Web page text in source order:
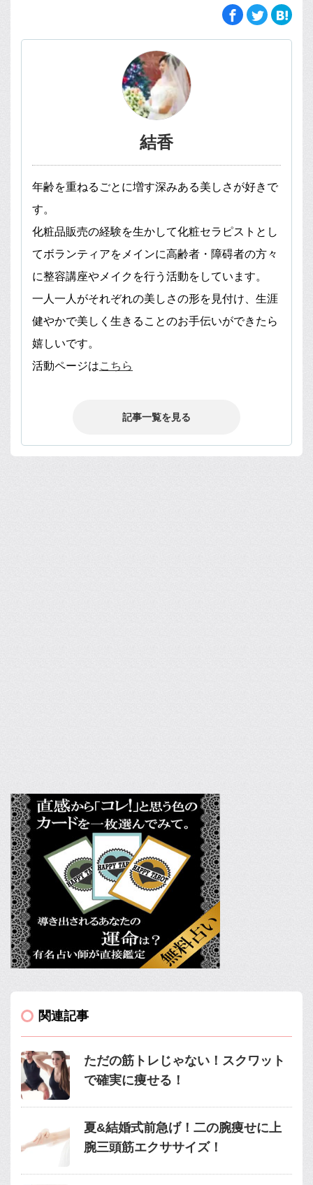
結香
年齢を重ねるごとに増す深みある美しさが好きで
す。
化粧品販売の経験を生かして化粧セラピストとし
てボランティアをメインに高齢者・障碍者の方々
に整容講座やメイクを行う活動をしています。
一人一人がそれぞれの美しさの形を見付け、生涯
健やかで美しく生きることのお手伝いができたら
嬉しいです。
活動ページはこちら
記事一覧を見る
関連記事
ただの筋トレじゃない！スクワット
で確実に痩せる！
夏&結婚式前急げ！二の腕痩せに上
腕三頭筋エクササイズ！